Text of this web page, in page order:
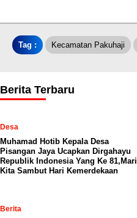
Tag : Kecamatan Pakuhaji
Berita Terbaru
Desa
Muhamad Hotib Kepala Desa
Pisangan Jaya Ucapkan Dirgahayu
Republik Indonesia Yang Ke 81,Mari
Kita Sambut Hari Kemerdekaan
Berita